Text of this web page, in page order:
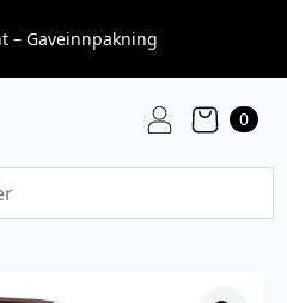
– Gaveinnpakning
0